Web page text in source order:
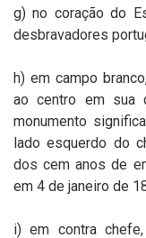
g) no coração do
desbravadores
h) em campo
ao centro em sua
monumento
lado esquerdo do
dos cem anos de
em 4 de janeiro de
i) em contra